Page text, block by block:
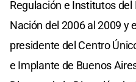
Regulación e Institutos
Nación del 2006 al 2009 y
presidente del Centro
e Implante de Buenos